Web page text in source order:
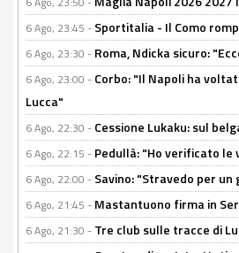
6 Ago, 23:45 - Sportitalia - Il Como
6 Ago, 23:30 - Roma, Ndicka sicuro:
6 Ago, 23:00 - Corbo: "Il Napoli ha
Lucca"
6 Ago, 22:30 - Cessione Lukaku: sul
6 Ago, 22:15 - Pedullà: "Ho verificato le
6 Ago, 22:00 - Savino: "Stravedo per
6 Ago, 21:45 - Mastantuono firma in
6 Ago, 21:30 - Tre club sulle tracce di